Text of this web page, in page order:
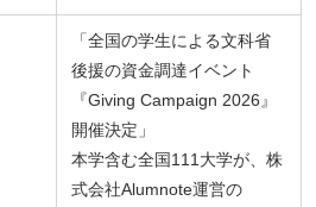
「全国の学生による文科省
後援の資金調達イベント
『Giving Campaign 2026』
開催決定」
本学含む全国111大学が、株
式会社Alumnote運営の